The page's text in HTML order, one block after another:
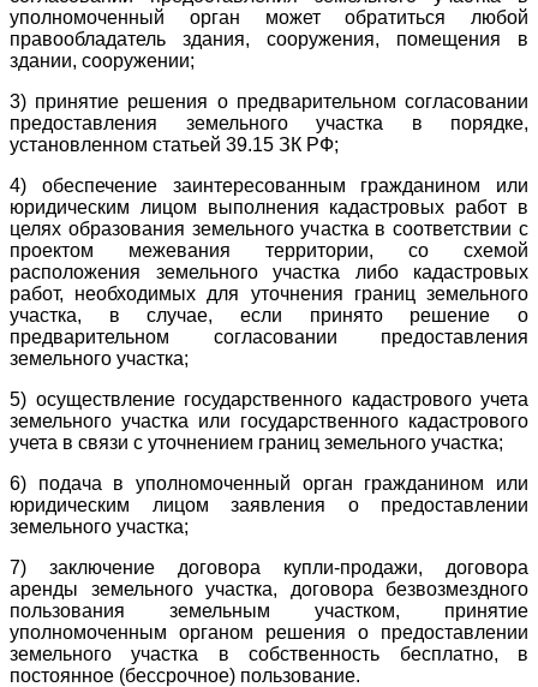
уполномоченный орган может обратиться любой
правообладатель здания, сооружения, помещения в
здании, сооружении;
3) принятие решения о предварительном согласовании
предоставления земельного участка в порядке,
установленном статьей 39.15 ЗК РФ;
4) обеспечение заинтересованным гражданином или
юридическим лицом выполнения кадастровых работ в
целях образования земельного участка в соответствии с
проектом межевания территории, со схемой
расположения земельного участка либо кадастровых
работ, необходимых для уточнения границ земельного
участка, в случае, если принято решение о
предварительном согласовании предоставления
земельного участка;
5) осуществление государственного кадастрового учета
земельного участка или государственного кадастрового
учета в связи с уточнением границ земельного участка;
6) подача в уполномоченный орган гражданином или
юридическим лицом заявления о предоставлении
земельного участка;
7) заключение договора купли-продажи, договора
аренды земельного участка, договора безвозмездного
пользования земельным участком, принятие
уполномоченным органом решения о предоставлении
земельного участка в собственность бесплатно, в
постоянное (бессрочное) пользование.